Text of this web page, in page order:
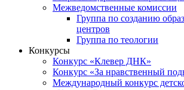
Межведомственные комиссии
Группа по созданию
центров
Группа по теологии
Конкурсы
Конкурс «Клевер ДНК»
Конкурс «За нравственный
Международный конкурс